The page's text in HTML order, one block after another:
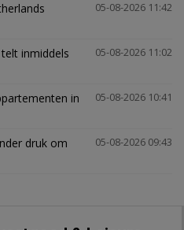
05-08-2026 11:42
05-08-2026 11:02
inmiddels
05-08-2026 10:41
in
05-08-2026 09:43
druk om